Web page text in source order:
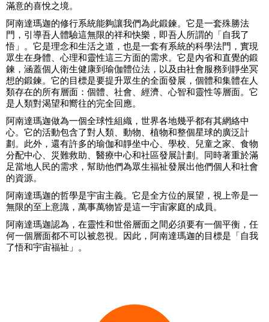
滿意的喜悅之境。
阿南達瑪迦的修行系統能夠讓我們為此鍛鍊。它是一套殊勝法
門，引導吾人體驗這無限的祥和快樂，即吾人所謂的「自我了
悟」。它是理念和生活之道，也是一套有系統的科學法門，實現
眾生在身體、心理和靈性這三方面的需求。它是內省和直覺的鍛
鍊，涵蓋個人衛生健康到瑜伽體位法，以及由社會服務到靜坐冥
想的鍛鍊。它的目標是要提升眾生的全面發展，個體和集體在人
類存在的所有層面：個體、社會、經濟、心智和靈性等層面。它
是人類對渴望和嚮往的完全回應。
阿南達瑪迦做為一個全球性組織，世界各地幾乎都有其網絡中
心。它的活動包含了對人類、動物、植物和整個星球的廣泛計
劃。此外，還有許多的瑜伽和靜坐中心、學校、兒童之家、食物
分配中心、災難救助、醫療中心和社區發展計劃。同時著重於滿
足當地人民的需求，幫助他們為眾生福祉發展出他們個人和社會
的資源。
阿南達瑪迦的哲學是宇宙主義。它是全方位的展望，視上帝是一
無限的至上意識，萬事萬物皆是這一宇宙家庭的成員。
阿南達瑪迦認為，在靈性和世俗層面之間必須要有一個平衡，任
何一個層面都不可以被忽視。因此，阿南達瑪迦的目標是「自我
了悟和宇宙福祉」。